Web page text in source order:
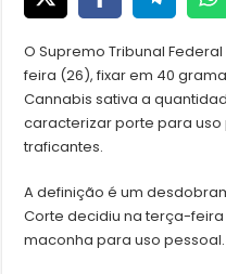
O Supremo Tribunal
feira (26), fixar em 40
Cannabis sativa a
caracterizar porte para
traficantes.
A definição é um
Corte decidiu na terça-
maconha para uso pessoal.